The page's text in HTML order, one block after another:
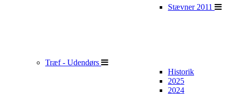
Stævner 2011
Træf - Udendørs
Historik
2025
2024